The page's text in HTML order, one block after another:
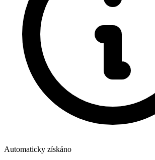
Automaticky získáno